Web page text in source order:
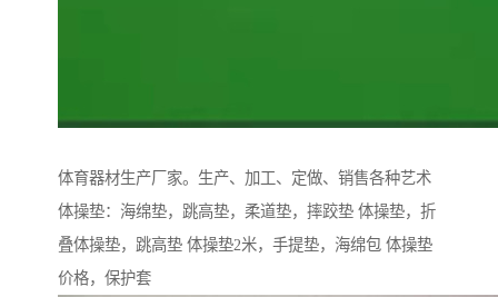
体育器材生产厂家。生产、加工、定做、销售各种艺术
体操垫：海绵垫，跳高垫，柔道垫，摔跤垫 体操垫，折
叠体操垫，跳高垫 体操垫2米，手提垫，海绵包 体操垫
价格，保护套